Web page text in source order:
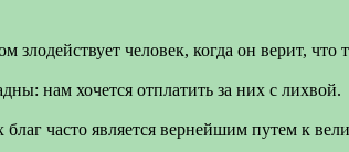
злодействует человек, когда он верит, что
нам хочется отплатить за них с лихвой.
часто является вернейшим путем к